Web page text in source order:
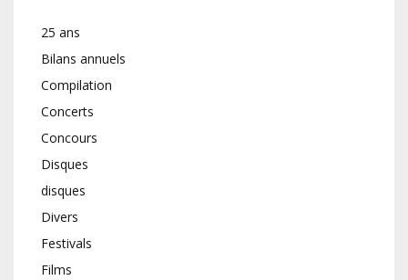
25 ans
Bilans annuels
Compilation
Concerts
Concours
Disques
disques
Divers
Festivals
Films